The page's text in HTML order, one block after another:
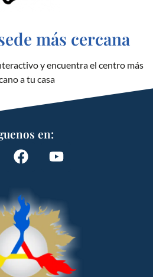
más cercana
y encuentra el centro más
a tu casa
en: